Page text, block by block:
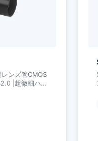
ンズ管CMOS
|超微細ハー